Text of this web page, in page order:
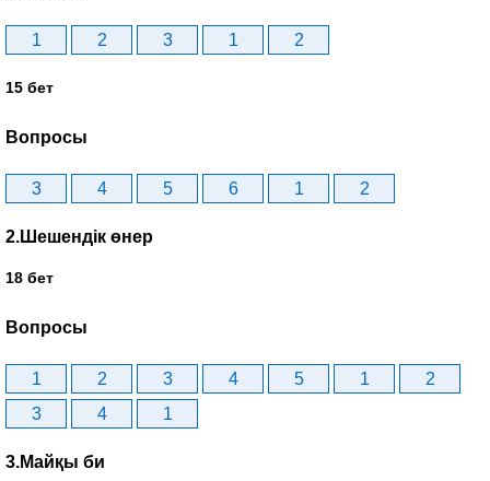
1 2 3 1 2
15 бет
Вопросы
3 4 5 6 1 2
2.Шешендік өнер
18 бет
Вопросы
1 2 3 4 5 1
2
3
4 1
3.Майқы би